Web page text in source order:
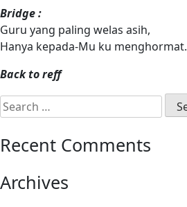
Bridge :
Guru yang paling welas asih,
Hanya kepada-Mu ku menghormat.
Back to reff
Search
for:
Recent Comments
Archives